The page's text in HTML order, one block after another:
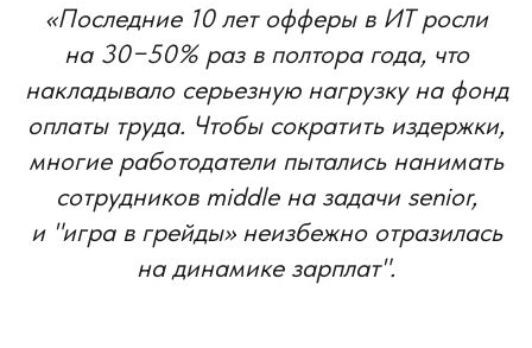
«Последние 10 лет офферы в ИТ росли
на 30−50% раз в полтора года, что
накладывало серьезную нагрузку на фонд
оплаты труда. Чтобы сократить издержки,
многие работодатели пытались нанимать
сотрудников middle на задачи senior,
и "игра в грейды» неизбежно отразилась
на динамике зарплат".